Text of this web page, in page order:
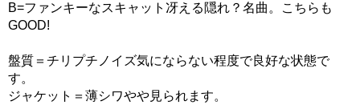
B=ファンキーなスキャット冴える隠れ？名曲。こちらも
GOOD!
盤質＝チリプチノイズ気にならない程度で良好な状態で
す。
ジャケット＝薄シワやや見られます。